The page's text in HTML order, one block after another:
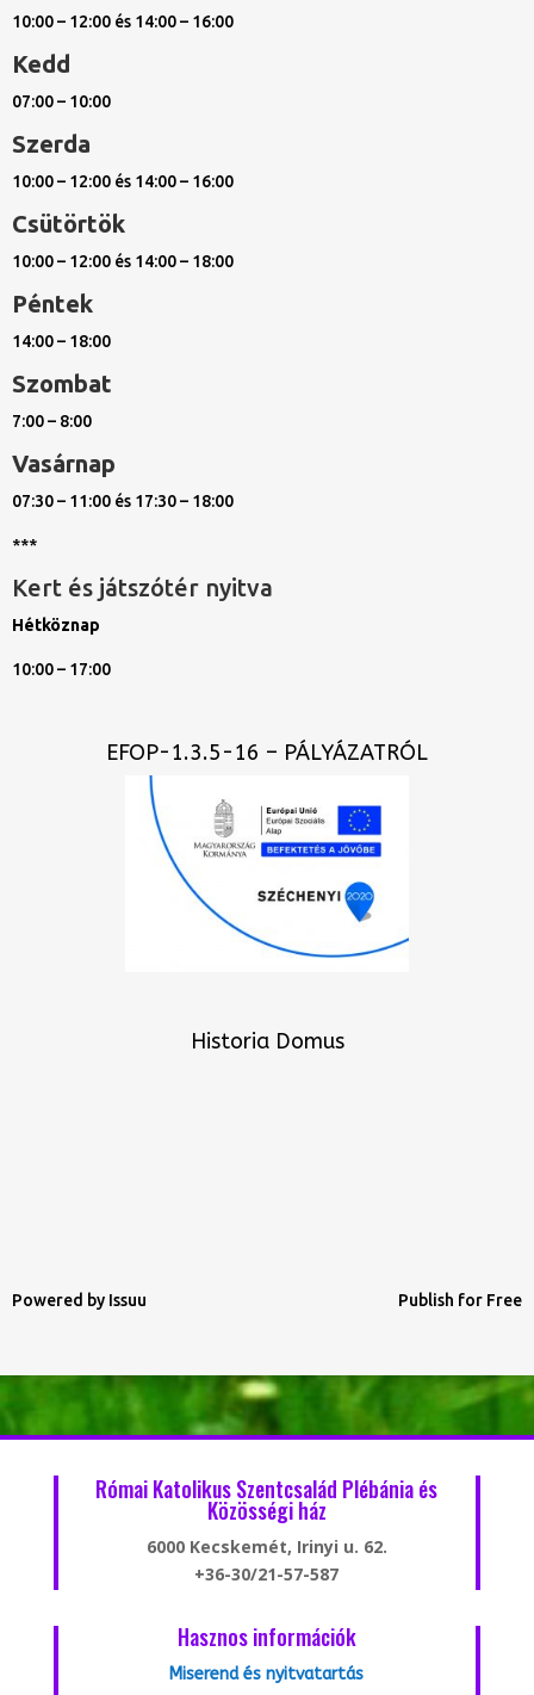
10:00 – 12:00 és 14:00 – 16:00
Kedd
07:00 – 10:00
Szerda
10:00 – 12:00 és 14:00 – 16:00
Csütörtök
10:00 – 12:00 és 14:00 – 18:00
Péntek
14:00 – 18:00
Szombat
7:00 – 8:00
Vasárnap
07:30 – 11:00 és 17:30 – 18:00
***
Kert és játszótér nyitva
Hétköznap
10:00 – 17:00
EFOP-1.3.5-16 – PÁLYÁZATRÓL
Historia Domus
Powered by Issuu Publish for Free
Római Katolikus Szentcsalád Plébánia és
Közösségi ház
6000 Kecskemét, Irinyi u. 62.
+36-30/21-57-587
Hasznos információk
Miserend és nyitvatartás